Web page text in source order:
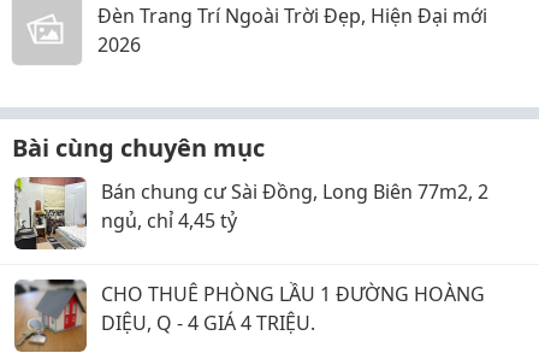
Đèn Trang Trí Ngoài Trời Đẹp, Hiện Đại mới
2026
Bài cùng chuyên mục
Bán chung cư Sài Đồng, Long Biên 77m2, 2
ngủ, chỉ 4,45 tỷ
CHO THUÊ PHÒNG LẦU 1 ĐƯỜNG HOÀNG
DIỆU, Q - 4 GIÁ 4 TRIỆU.